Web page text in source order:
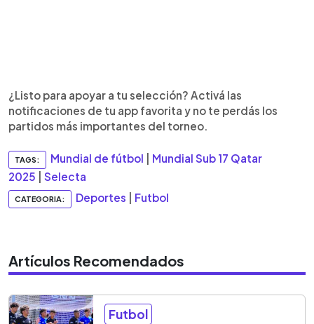
¿Listo para apoyar a tu selección? Activá las
notificaciones de tu app favorita y no te perdás los
partidos más importantes del torneo.
TAGS: Mundial de fútbol
Mundial Sub 17 Qatar
2025
Selecta
CATEGORIA: Deportes Futbol
Artículos Recomendados
Futbol